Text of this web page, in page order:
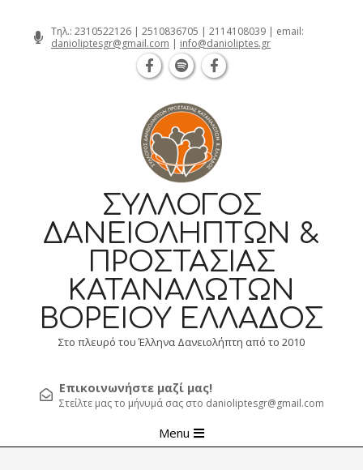
Τηλ.: 2310522126 | 2510836705 | 2114108039 | email:
danioliptesgr@gmail.com | info@danioliptes.gr
ΣΎΛΛΟΓΟΣ
ΔΑΝΕΙΟΛΗΠΤΏΝ &
ΠΡΟΣΤΑΣΊΑΣ
ΚΑΤΑΝΑΛΩΤΏΝ
ΒΟΡΕΊΟΥ ΕΛΛΆΔΟΣ
Στο πλευρό του Έλληνα Δανειολήπτη από το 2010
Επικοινωνήστε μαζί μας!
Στείλτε μας το μήνυμά σας στο danioliptesgr@gmail.com
Navigation
Menu